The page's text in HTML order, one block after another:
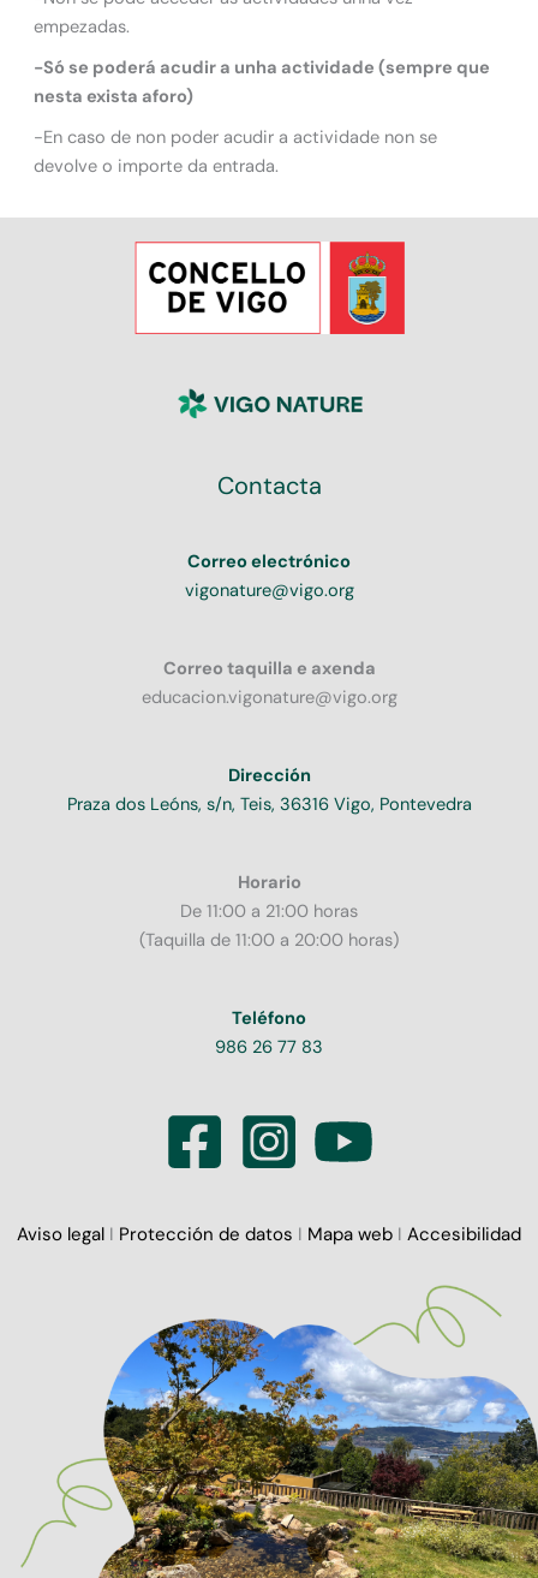
empezadas.
-Só se poderá acudir a unha actividade (sempre que
nesta exista aforo)
-En caso de non poder acudir a actividade non se
devolve o importe da entrada.
Contacta
Correo electrónico
vigonature@vigo.org
Correo taquilla e axenda
educacion.vigonature@vigo.org
Dirección
Praza dos Leóns, s/n, Teis, 36316 Vigo, Pontevedra
Horario
De 11:00 a 21:00 horas
(Taquilla de 11:00 a 20:00 horas)
Teléfono
986 26 77 83
Aviso legal I Protección de datos I Mapa web I Accesibilidad